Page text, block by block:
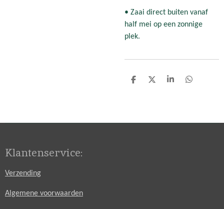
• Zaai direct buiten vanaf
half mei op een zonnige
plek.
D
D
S
D
Klantenservice:
Verzending
Algemene voorwaarden